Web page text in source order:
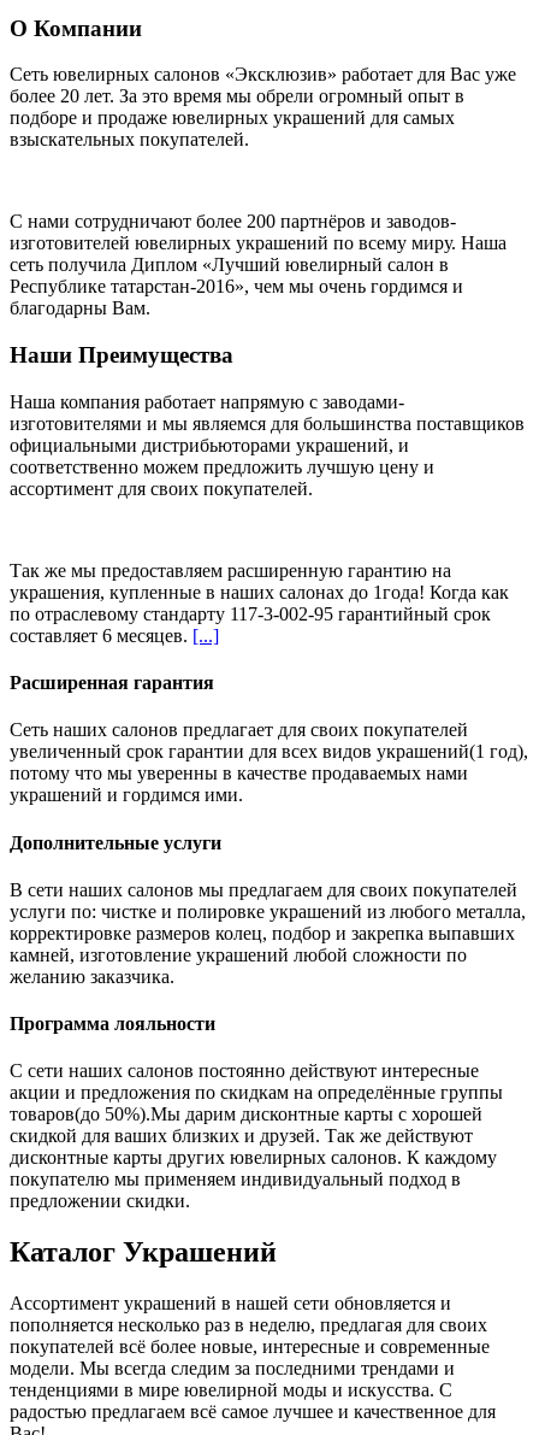
О Компании
Сеть ювелирных салонов «Эксклюзив» работает для Вас уже
более 20 лет. За это время мы обрели огромный опыт в
подборе и продаже ювелирных украшений для самых
взыскательных покупателей.
С нами сотрудничают более 200 партнёров и заводов-
изготовителей ювелирных украшений по всему миру. Наша
сеть получила Диплом «Лучший ювелирный салон в
Республике татарстан-2016», чем мы очень гордимся и
благодарны Вам.
Наши Преимущества
Наша компания работает напрямую с заводами-
изготовителями и мы являемся для большинства поставщиков
официальными дистрибьюторами украшений, и
соответственно можем предложить лучшую цену и
ассортимент для своих покупателей.
Так же мы предоставляем расширенную гарантию на
украшения, купленные в наших салонах до 1года! Когда как
по отраслевому стандарту 117-3-002-95 гарантийный срок
составляет 6 месяцев. [...]
Расширенная гарантия
Сеть наших салонов предлагает для своих покупателей
увеличенный срок гарантии для всех видов украшений(1 год),
потому что мы уверенны в качестве продаваемых нами
украшений и гордимся ими.
Дополнительные услуги
В сети наших салонов мы предлагаем для своих покупателей
услуги по: чистке и полировке украшений из любого металла,
корректировке размеров колец, подбор и закрепка выпавших
камней, изготовление украшений любой сложности по
желанию заказчика.
Программа лояльности
С сети наших салонов постоянно действуют интересные
акции и предложения по скидкам на определённые группы
товаров(до 50%).Мы дарим дисконтные карты с хорошей
скидкой для ваших близких и друзей. Так же действуют
дисконтные карты других ювелирных салонов. К каждому
покупателю мы применяем индивидуальный подход в
предложении скидки.
Каталог Украшений
Ассортимент украшений в нашей сети обновляется и
пополняется несколько раз в неделю, предлагая для своих
покупателей всё более новые, интересные и современные
модели. Мы всегда следим за последними трендами и
тенденциями в мире ювелирной моды и искусства. С
радостью предлагаем всё самое лучшее и качественное для